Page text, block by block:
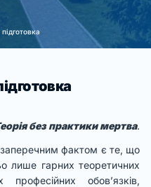
без практики мертва.
фактом є те, що
лише гарних теоретичних
обов’язків,